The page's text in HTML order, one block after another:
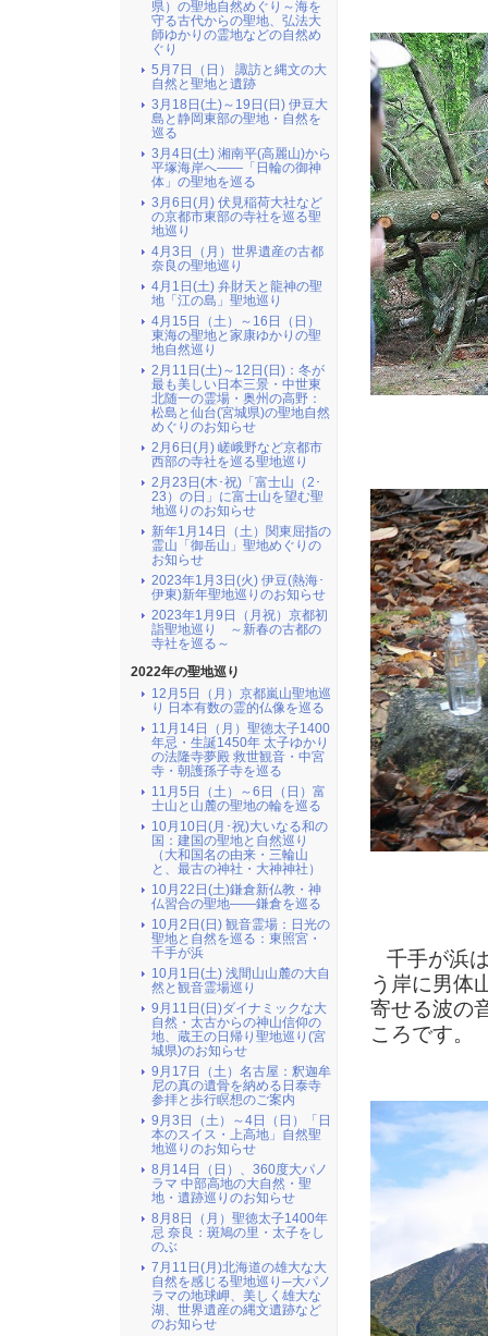
千手が浜
う岸に男体
寄せる波の
ころです。
県）の聖地自然めぐり～海を
守る古代からの聖地、弘法大
師ゆかりの霊地などの自然め
ぐり
5月7日（日） 諏訪と縄文の大
自然と聖地と遺跡
3月18日(土)～19日(日) 伊豆大
島と静岡東部の聖地・自然を
巡る
3月4日(土) 湘南平(高麗山)から
平塚海岸へ――「日輪の御神
体」の聖地を巡る
3月6日(月) 伏見稲荷大社など
の京都市東部の寺社を巡る聖
地巡り
4月3日（月）世界遺産の古都
奈良の聖地巡り
4月1日(土) 弁財天と龍神の聖
地「江の島」聖地巡り
4月15日（土）～16日（日）
東海の聖地と家康ゆかりの聖
地自然巡り
2月11日(土)～12日(日)：冬が
最も美しい日本三景・中世東
北随一の霊場・奥州の高野：
松島と仙台(宮城県)の聖地自然
めぐりのお知らせ
2月6日(月) 嵯峨野など京都市
西部の寺社を巡る聖地巡り
2月23日(木･祝)「富士山（2･
23）の日」に富士山を望む聖
地巡りのお知らせ
新年1月14日（土）関東屈指の
霊山「御岳山」聖地めぐりの
お知らせ
2023年1月3日(火) 伊豆(熱海･
伊東)新年聖地巡りのお知らせ
2023年1月9日（月祝）京都初
詣聖地巡り ～新春の古都の
寺社を巡る～
2022年の聖地巡り
12月5日（月）京都嵐山聖地巡
り 日本有数の霊的仏像を巡る
11月14日（月）聖徳太子1400
年忌・生誕1450年 太子ゆかり
の法隆寺夢殿 救世観音・中宮
寺・朝護孫子寺を巡る
11月5日（土）～6日（日）富
士山と山麓の聖地の輪を巡る
10月10日(月･祝)大いなる和の
国：建国の聖地と自然巡り
（大和国名の由来・三輪山
と、最古の神社・大神神社）
10月22日(土)鎌倉新仏教・神
仏習合の聖地――鎌倉を巡る
10月2日(日) 観音霊場：日光の
聖地と自然を巡る：東照宮・
千手が浜
10月1日(土) 浅間山山麓の大自
然と観音霊場巡り
9月11日(日)ダイナミックな大
自然・太古からの神山信仰の
地、蔵王の日帰り聖地巡り(宮
城県)のお知らせ
9月17日（土）名古屋：釈迦牟
尼の真の遺骨を納める日泰寺
参拝と歩行瞑想のご案内
9月3日（土）～4日（日）「日
本のスイス・上高地」自然聖
地巡りのお知らせ
8月14日（日）、360度大パノ
ラマ 中部高地の大自然・聖
地・遺跡巡りのお知らせ
8月8日（月）聖徳太子1400年
忌 奈良：斑鳩の里・太子をし
のぶ
7月11日(月)北海道の雄大な大
自然を感じる聖地巡り─大パノ
ラマの地球岬、美しく雄大な
湖、世界遺産の縄文遺跡など
のお知らせ